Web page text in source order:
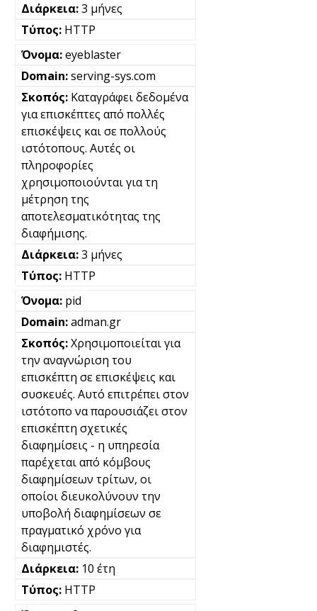
3 μήνες
HTTP
eyeblaster
serving-sys.com
Καταγράφει δεδομένα
για επισκέπτες από πολλές
επισκέψεις και σε πολλούς
ιστότοπους. Αυτές οι
πληροφορίες
χρησιμοποιούνται για τη
μέτρηση της
αποτελεσματικότητας της
διαφήμισης.
3 μήνες
HTTP
pid
adman.gr
Χρησιμοποιείται για
την αναγνώριση του
επισκέπτη σε επισκέψεις και
συσκευές. Αυτό επιτρέπει στον
ιστότοπο να παρουσιάζει στον
επισκέπτη σχετικές
διαφημίσεις - η υπηρεσία
παρέχεται από κόμβους
διαφημίσεων τρίτων, οι
οποίοι διευκολύνουν την
υποβολή διαφημίσεων σε
πραγματικό χρόνο για
διαφημιστές.
10 έτη
HTTP